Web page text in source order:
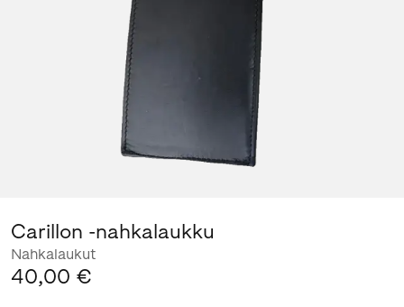
Carillon -nahkalaukku
Nahkalaukut
40,00 €